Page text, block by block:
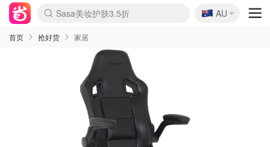
lululemon折扣上新
Sasa美妆护肤3.5折
SSENSE年中3折
FreshBeauty好价汇总
Cettire降价+叠9折
Farfetch折上8折
WWS Coles超市实拍
viagogo二手票捡漏
Myer清仓1折起
The Outnet奢牌1折起
David Jones 3折起
Flannels大牌1折
Perfumes Club护肤1折
AMIRO返校季6.2折
Oweek抽奖送Airpods
Amazon折扣汇总
eToro入金$200送$50
Amazon数码好物
ICONIC本周7.5折
ThedoubleF高奢地板价
Moose Knuckles 6折
丝芙兰5折起
EUFY官网3.7折起
Selenichast首饰2折
Trip机票酒店促销
YSL送5件彩妆礼
Amazon家居好物
BIGBANG巡演开票
David Jones时尚3折
Amazon美妆护肤
雅漾大喷$8
过敏原检测盒$33
伊索独家赠50ml沐浴露
科颜氏清仓3折
SEALIFE海洋馆门票6折
丝塔芙大白罐$16
订阅Newsletter送香薰
Cult Beauty 6.8折
Harrods圣诞日历2.3折
LN-CC奢牌私促3折
d'Alba空姐喷雾$16
EVE LOM套装逆天2折
Bernardelli独家4折
Adore Beauty 6折起
CT圣诞日历
Mytheresa奢品2.7折
Luxury Escapes 9折
Currentbody美容仪9折
MOON Garden Live
ALLSAINTS美衣3折
Roborock扫地机3.7折
Tingo Life水杯$24
Valentino官网5折
CR洗发护发6.3折
修丽可套装7.4折
🇦🇺
AU
首页 抢好货 家居